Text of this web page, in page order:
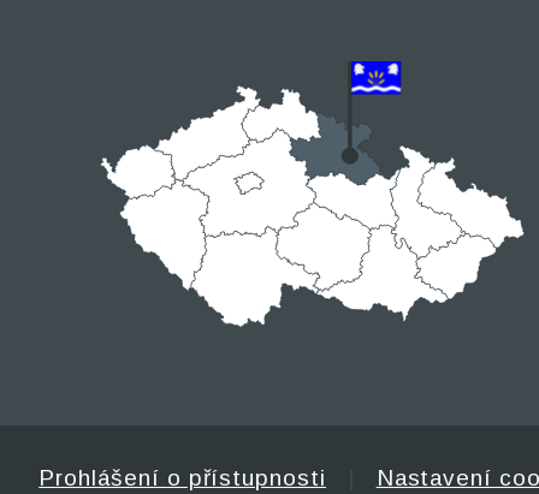
Prohlášení o přístupnosti
Nastavení